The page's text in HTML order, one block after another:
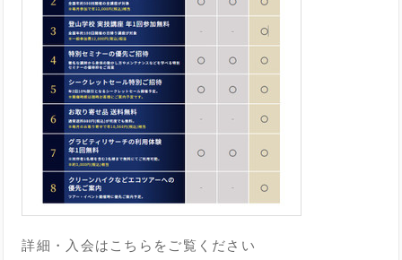
詳細・入会はこちらをご覧ください